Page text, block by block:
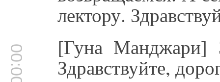
лектору.
[Гуна Манджари]
Здравствуйте,